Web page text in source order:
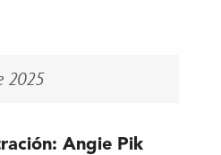
2025
Angie Pik